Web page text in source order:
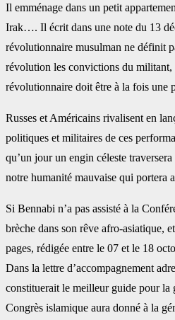
Il emménage dans un petit
Irak…. Il écrit dans une note du 13
révolutionnaire musulman ne ‎définit
‎révolution les convictions du militant,
révolutionnaire doit être à la fois une
Russes et Américains rivalisent en
politiques et militaires de ces
qu’un jour un engin céleste
‎notre humanité mauvaise qui portera
Si Bennabi n’a pas assisté à la
brèche dans son rêve afro-asiatique,
pages, rédigée entre le 07 et ‎le 18
Dans la lettre d’accompagnement
constituerait le meilleur guide pour la
Congrès islamique aura donné à la